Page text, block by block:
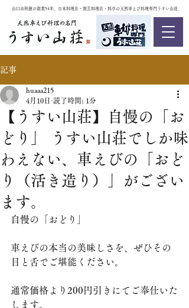
山口市秋穂の創業54年、日本料理店・割烹料理店・料亭の天然車えび料理専門うすい山荘
記事
【うすい山荘】自慢の「お
どり」 うすい山荘でしか味
わえない、車えびの「おど
り（活き造り）」がござい
ます。
huaaa215
4月10日 読了時間: 1分
自慢の「おどり」
車えびの本当の美味しさを、ぜひその
目と舌でご堪能ください。
通常価格より200円引きにてご奉仕いた
します。